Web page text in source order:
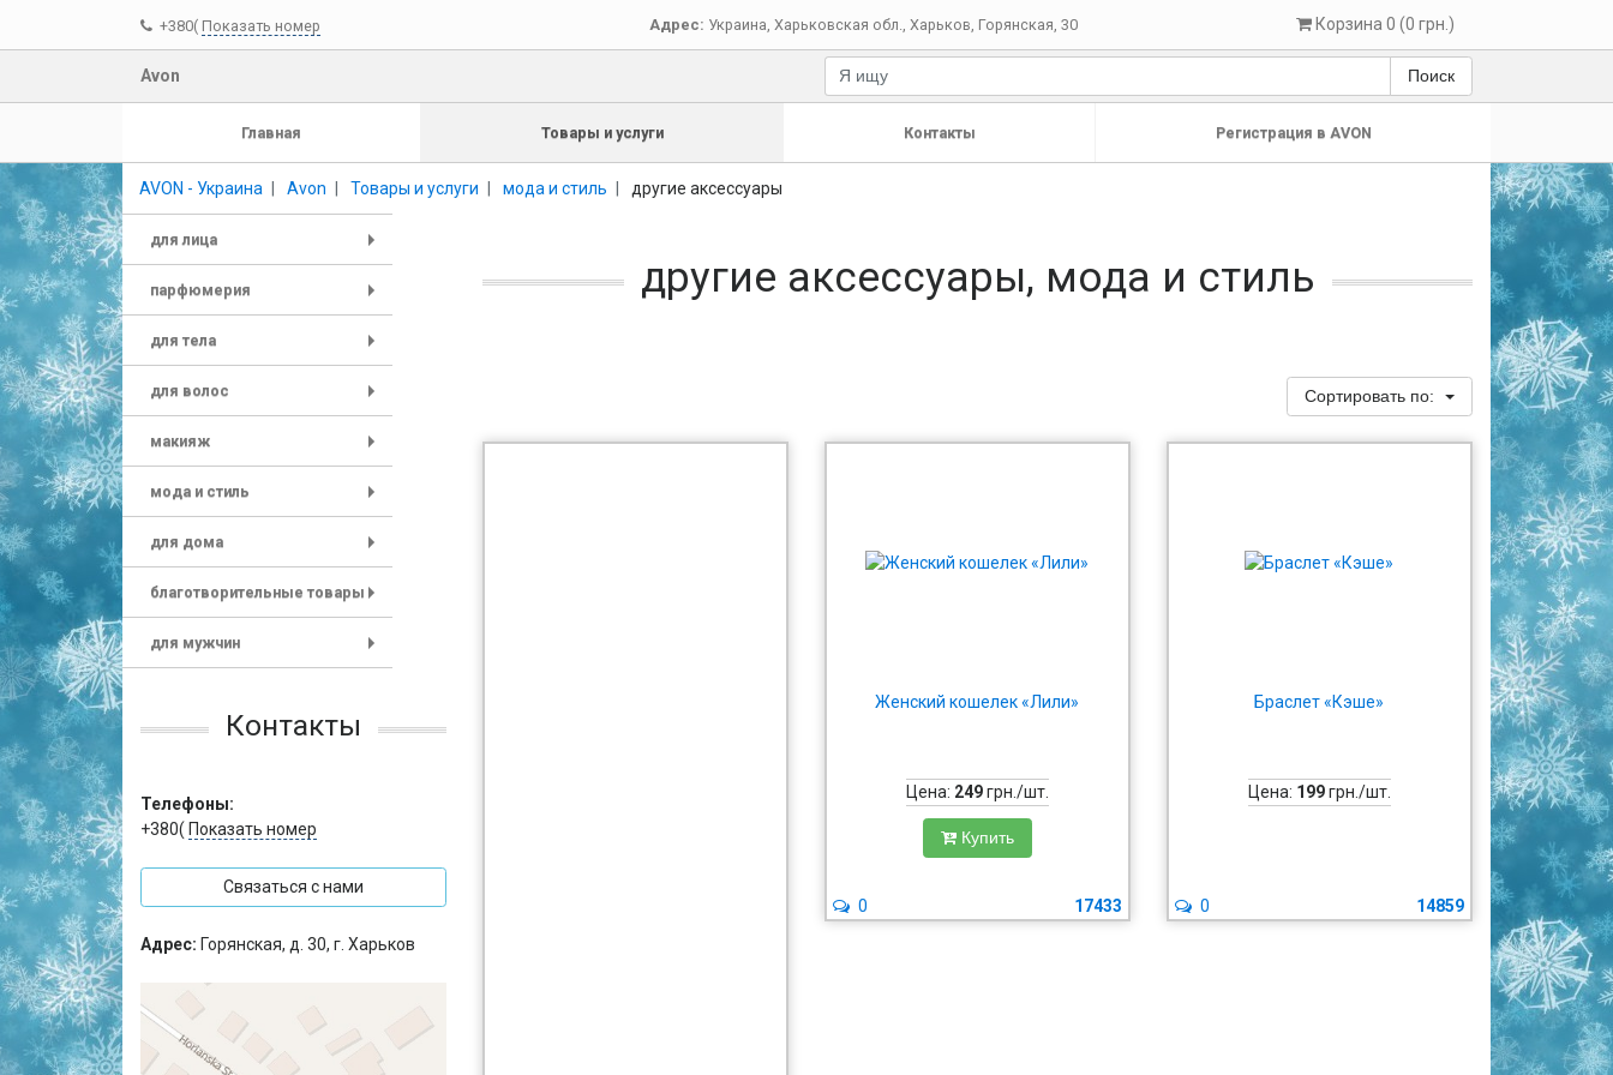
+380( Показать номер Адрес: Украина Харьковская обл. Харьков Горянская, 30 Корзина 0 (0 грн.)
Avon Поиск
Главная Товары и услуги Контакты Регистрация в AVON
AVON - Украина Avon Товары и услуги мода и стиль другие аксессуары
для лица
парфюмерия
для тела
для волос
макияж
мода и стиль
для дома
благотворительные товары
для мужчин
Контакты
Телефоны:
+380( Показать номер
Связаться с нами
Адрес: Горянская, д. 30, г. Харьков
другие аксессуары, мода и стиль
Сортировать по:
Женский кошелек «Лили»
Цена: 249грн./шт.
Купить
17433
0
Браслет «Кэше»
Цена: 199грн./шт.
14859
0